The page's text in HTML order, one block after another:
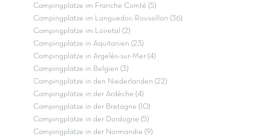
Campingplätze im Franche Comté (5)
Campingplätze im Languedoc-Roussillon (36)
Campingplätze im Loiretal (2)
Campingplätze in Aquitanien (23)
Campingplätze in Argelès-sur-Mer (4)
Campingplätze in Belgien (3)
Campingplätze in den Niederlanden (22)
Campingplätze in der Ardèche (4)
Campingplätze in der Bretagne (10)
Campingplätze in der Dordogne (5)
Campingplätze in der Normandie (9)